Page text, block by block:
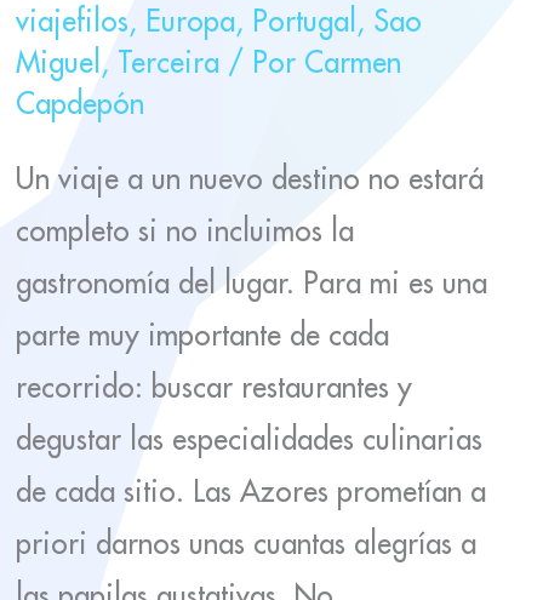
viajefilos, Europa, Portugal , Sao
Miguel , Terceira/ Por Carmen
Capdepón
Un viaje a un nuevo destino no estará
completo si no incluimos la
gastronomía del lugar. Para mi es una
parte muy importante de cada
recorrido: buscar restaurantes y
degustar las especialidades culinarias
de cada sitio. Las Azores prometían a
priori darnos unas cuantas alegrías a